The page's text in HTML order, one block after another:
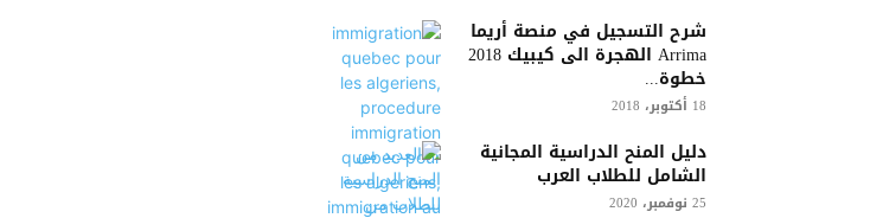
شرح التسجيل في منصة أريما
Arrima الهجرة الى كيبيك 2018
خطوة...
18 أكتوبر، 2018
دليل المنح الدراسية المجانية
الشامل للطلاب العرب
25 نوفمبر، 2020